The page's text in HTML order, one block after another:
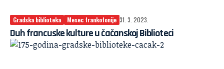
Gradska biblioteka Mesec frankofonije 31. 3. 2023.
Duh francuske kulture u čačanskoj Biblioteci